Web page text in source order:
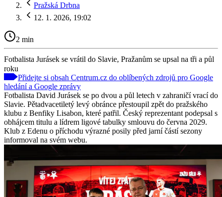
Pražská Drbna
12. 1. 2026, 19:02
2 min
Fotbalista Jurásek se vrátil do Slavie, Pražanům se upsal na tři a půl
roku
Přidejte si obsah Centrum.cz do oblíbených zdrojů pro Google
hledání a Google zprávy
Fotbalista David Jurásek se po dvou a půl letech v zahraničí vrací do
Slavie. Pětadvacetiletý levý obránce přestoupil zpět do pražského
klubu z Benfiky Lisabon, které patřil. Český reprezentant podepsal s
obhájcem titulu a lídrem ligové tabulky smlouvu do června 2029.
Klub z Edenu o příchodu výrazné posily před jarní částí sezony
informoval na svém webu.